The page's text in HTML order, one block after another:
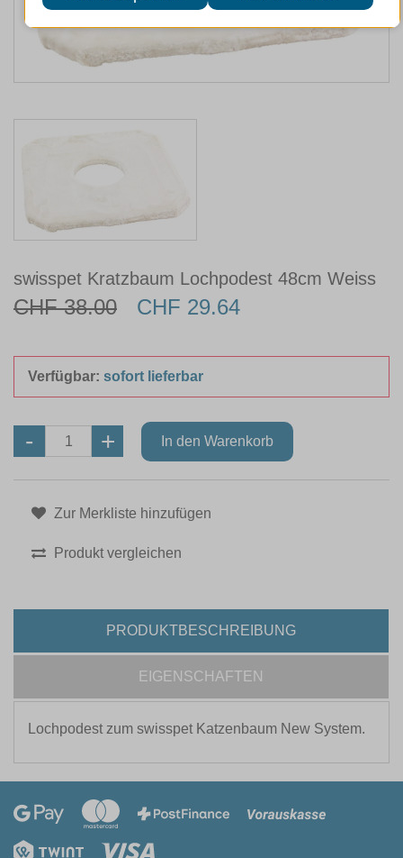
swisspet Kratzbaum Lochpodest 48cm Weiss
CHF 38.00 CHF 29.64
Verfügbar: sofort lieferbar
Zur Merkliste hinzufügen
Produkt vergleichen
PRODUKTBESCHREIBUNG
EIGENSCHAFTEN
Lochpodest zum swisspet Katzenbaum New System.